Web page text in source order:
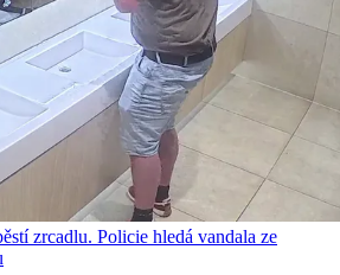
zrcadlu. Policie hledá vandala ze